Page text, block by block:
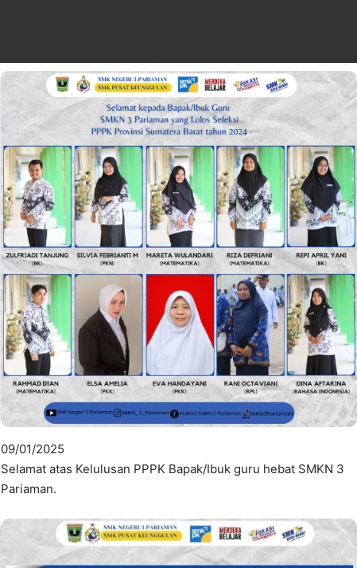
09/01/2025
Selamat atas Kelulusan PPPK Bapak/Ibuk guru hebat SMKN 3
Pariaman.